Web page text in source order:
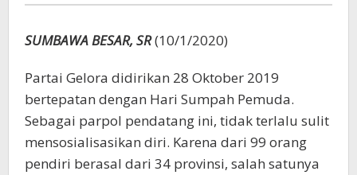
SUMBAWA BESAR, SR(10/1/2020)
Partai Gelora didirikan 28 Oktober 2019
bertepatan dengan Hari Sumpah Pemuda.
Sebagai parpol pendatang ini, tidak terlalu sulit
mensosialisasikan diri. Karena dari 99 orang
pendiri berasal dari 34 provinsi, salah satunya